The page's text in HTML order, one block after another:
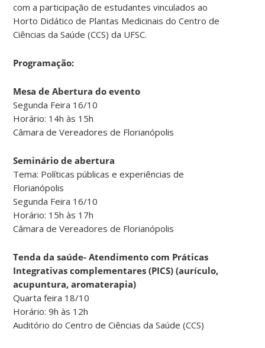
com a participação de estudantes vinculados ao
Horto Didático de Plantas Medicinais do Centro de
Ciências da Saúde (CCS) da UFSC.
Programação:
Mesa de Abertura do evento
Segunda Feira 16/10
Horário: 14h às 15h
Câmara de Vereadores de Florianópolis
Seminário de abertura
Tema: Políticas públicas e experiências de
Florianópolis
Segunda Feira 16/10
Horário: 15h às 17h
Câmara de Vereadores de Florianópolis
Tenda da saúde- Atendimento com Práticas
Integrativas complementares (PICS) (aurículo,
acupuntura, aromaterapia)
Quarta feira 18/10
Horário: 9h às 12h
Auditório do Centro de Ciências da Saúde (CCS)